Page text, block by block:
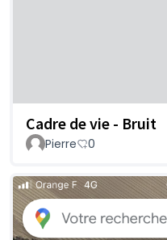
Cadre de vie - Bruit
Pierre
0